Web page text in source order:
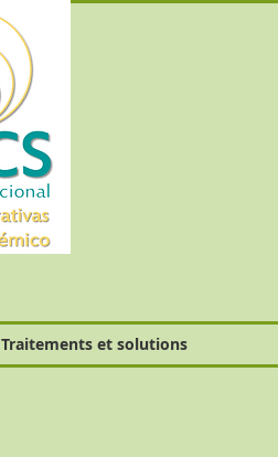
Traitements et solutions